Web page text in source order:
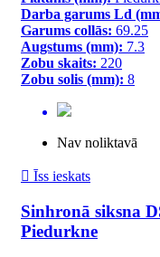
Darba garums Ld
Garums collās: 69.25
Augstums (mm): 7.3
Zobu skaits: 220
Zobu solis (mm): 8
Nav noliktavā
 Īss ieskats
Sinhronā siksna
Piedurkne